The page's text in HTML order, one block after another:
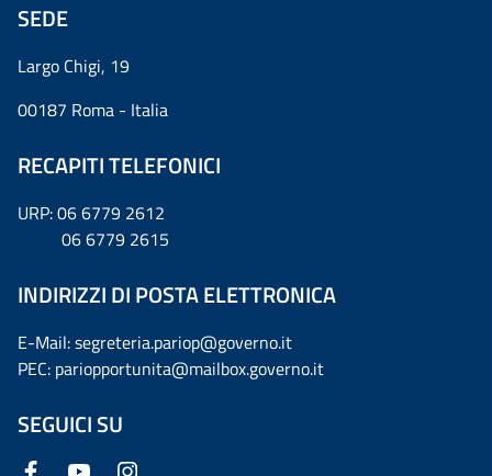
SEDE
Largo Chigi, 19
00187 Roma - Italia
RECAPITI TELEFONICI
URP: 06 6779 2612
06 6779 2615
INDIRIZZI DI POSTA ELETTRONICA
E-Mail: segreteria.pariop@governo.it
PEC: pariopportunita@mailbox.governo.it
SEGUICI SU